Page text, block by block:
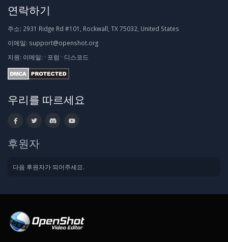
연락하기
주소: 2931 Ridge Rd #101, Rockwall, TX 75032, United States
이메일: support@openshot.org
지원: 이메일: · 포럼 · 디스코드
우리를 따르세요
후원자
다음 후원자가 되어주세요.